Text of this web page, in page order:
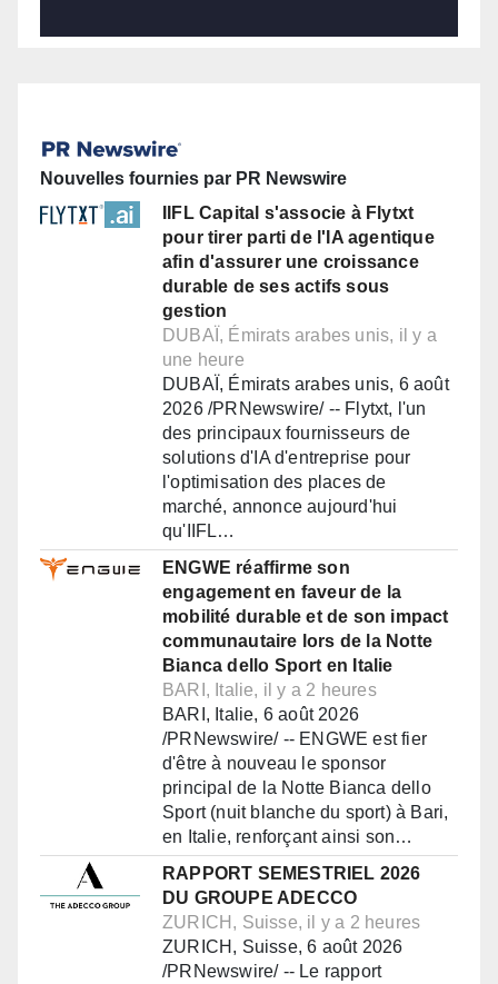
Nouvelles fournies par PR Newswire
IIFL Capital s'associe à Flytxt
pour tirer parti de l'IA agentique
afin d'assurer une croissance
durable de ses actifs sous
gestion
DUBAÏ, Émirats arabes unis, il y a
une heure
DUBAÏ, Émirats arabes unis, 6 août
2026 /PRNewswire/ -- Flytxt, l'un
des principaux fournisseurs de
solutions d'IA d'entreprise pour
l'optimisation des places de
marché, annonce aujourd'hui
qu'IIFL…
ENGWE réaffirme son
engagement en faveur de la
mobilité durable et de son impact
communautaire lors de la Notte
Bianca dello Sport en Italie
BARI, Italie, il y a 2 heures
BARI, Italie, 6 août 2026
/PRNewswire/ -- ENGWE est fier
d'être à nouveau le sponsor
principal de la Notte Bianca dello
Sport (nuit blanche du sport) à Bari,
en Italie, renforçant ainsi son…
RAPPORT SEMESTRIEL 2026
DU GROUPE ADECCO
ZURICH, Suisse, il y a 2 heures
ZURICH, Suisse, 6 août 2026
/PRNewswire/ -- Le rapport